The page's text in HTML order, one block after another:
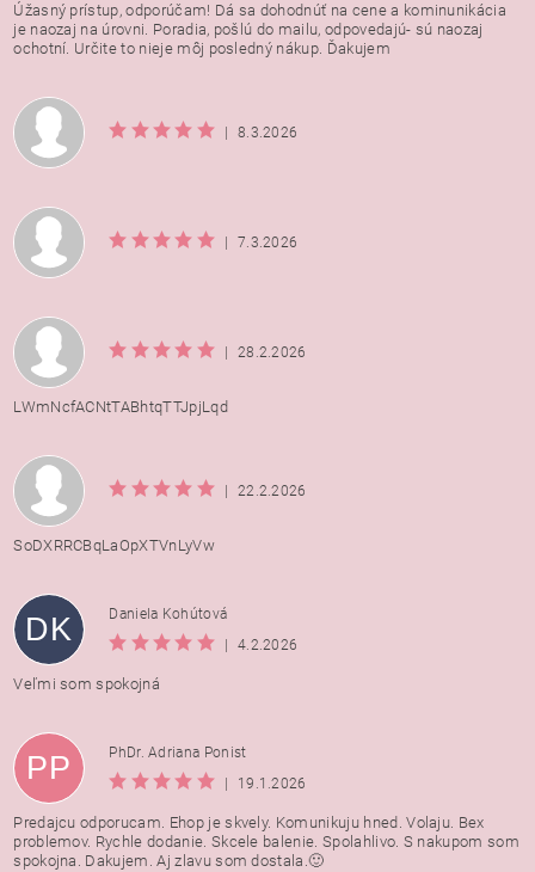
Úžasný prístup, odporúčam! Dá sa dohodnúť na cene a kominunikácia
je naozaj na úrovni. Poradia, pošlú do mailu, odpovedajú- sú naozaj
ochotní. Určite to nieje môj posledný nákup. Ďakujem
8.3.2026
7.3.2026
28.2.2026
LWmNcfACNtTABhtqTTJpjLqd
22.2.2026
SoDXRRCBqLaOpXTVnLyVw
DK
Daniela Kohútová
4.2.2026
Veľmi som spokojná
PP
PhDr. Adriana Ponist
19.1.2026
Predajcu odporucam. Ehop je skvely. Komunikuju hned. Volaju. Bex
problemov. Rychle dodanie. Skcele balenie. Spolahlivo. S nakupom som
spokojna. Dakujem. Aj zlavu som dostala.🙂